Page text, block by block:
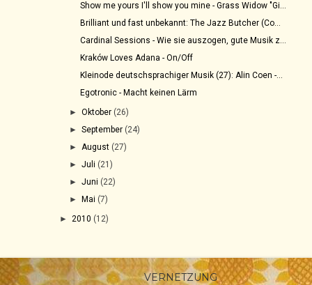
Show me yours I'll show you mine - Grass Widow "Gi...
Brilliant und fast unbekannt: The Jazz Butcher (Co...
Cardinal Sessions - Wie sie auszogen, gute Musik z...
Kraków Loves Adana - On/Off
Kleinode deutschsprachiger Musik (27): Alin Coen -...
Egotronic - Macht keinen Lärm
►Oktober (26)
►September (24)
►August (27)
►Juli (21)
►Juni (22)
►
Mai (7)
► 2010 (12)
VERNETZUNG